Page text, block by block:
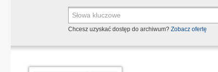
Chcesz uzyskać dostęp do archiwum? Zobacz ofertę